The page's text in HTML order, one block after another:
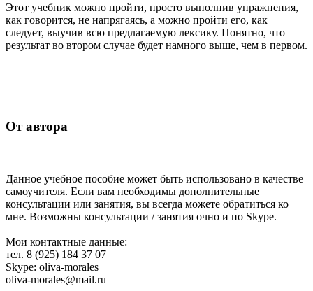
Этот учебник можно пройти, просто выполнив упражнения,
как говорится, не напрягаясь, а можно пройти его, как
следует, выучив всю предлагаемую лексику. Понятно, что
результат во втором случае будет намного выше, чем в первом.
От автора
Данное учебное пособие может быть использовано в качестве
самоучителя. Если вам необходимы дополнительные
консультации или занятия, вы всегда можете обратиться ко
мне. Возможны консультации / занятия очно и по Skype.
Мои контактные данные:
тел. 8 (925) 184 37 07
Skype: oliva-morales
oliva-morales@mail.ru